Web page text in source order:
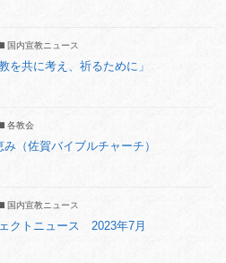
国内宣教ニュース
を共に考え、祈るために」
各教会
（佐賀バイブルチャーチ）
国内宣教ニュース
クトニュース 2023年7月